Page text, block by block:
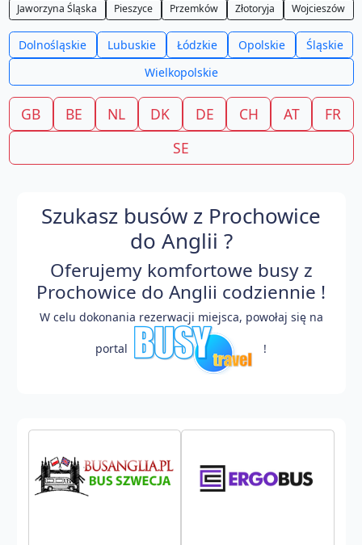
Jaworzyna Śląska
Pieszyce Przemków Złotoryja Wojcieszów
Dolnośląskie Lubuskie Łódzkie Opolskie
Śląskie
Wielkopolskie
GB BE NL DK DE CH AT
FR
SE
Szukasz busów z Prochowice
do Anglii ?
Oferujemy komfortowe busy z
Prochowice do Anglii codziennie !
W celu dokonania rezerwacji miejsca, powołaj się na
portal !